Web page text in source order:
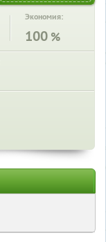
Экономия:
100 %